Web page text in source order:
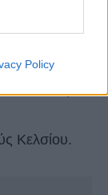
Policy
μποφόρ,
Κελσίου.